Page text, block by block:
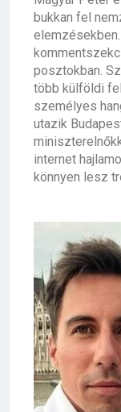
bukkan fel
posztokban.
több külföldi
személyes
utazik
internet
könnyen lesz